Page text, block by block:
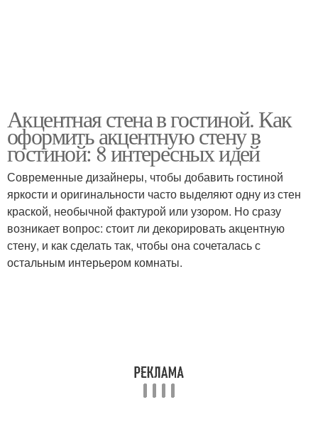
Акцентная стена в гостиной. Как
оформить акцентную стену в
гостиной: 8 интересных идей
Современные дизайнеры, чтобы добавить гостиной
яркости и оригинальности часто выделяют одну из стен
краской, необычной фактурой или узором. Но сразу
возникает вопрос: стоит ли декорировать акцентную
стену, и как сделать так, чтобы она сочеталась с
остальным интерьером комнаты.